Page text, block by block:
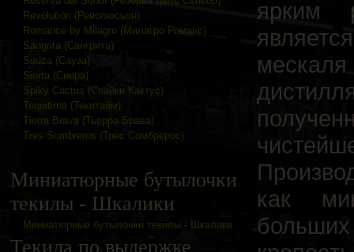
Revolution (Революсьон)
Romance by Milagro (Милагро Романс)
Sangrita (Сангрита)
Sauza (Сауза)
Sierra (Сиера)
Spiky Cactus (Спайки Кактус)
Tequitime (Текитайм)
Tierra Brava (Тьерра Брава)
Tres Sombreros (Трес Сомбрерос)
Миниатюрные бутылочки
текилы - Шкалики
Миниатюрные бутылочки текилы - Шкалики
Текила по выдержке
ярким
как